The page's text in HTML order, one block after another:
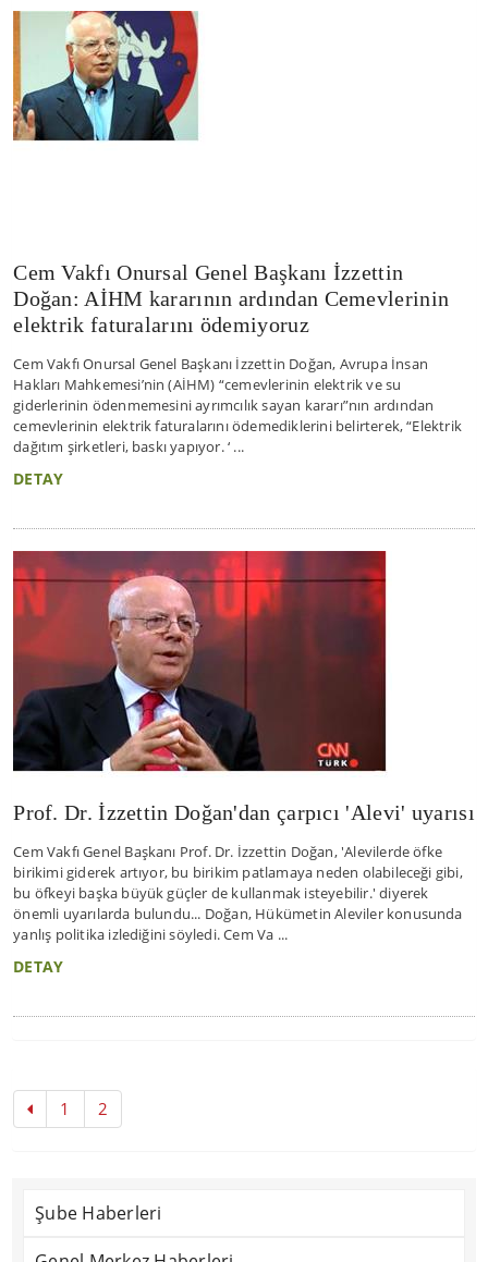
Cem Vakfı Onursal Genel Başkanı İzzettin
Doğan: AİHM kararının ardından Cemevlerinin
elektrik faturalarını ödemiyoruz
Cem Vakfı Onursal Genel Başkanı İzzettin Doğan, Avrupa İnsan
Hakları Mahkemesi’nin (AİHM) “cemevlerinin elektrik ve su
giderlerinin ödenmemesini ayrımcılık sayan kararı”nın ardından
cemevlerinin elektrik faturalarını ödemediklerini belirterek, “Elektrik
dağıtım şirketleri, baskı yapıyor. ‘ ...
DETAY
Prof. Dr. İzzettin Doğan'dan çarpıcı 'Alevi' uyarısı
Cem Vakfı Genel Başkanı Prof. Dr. İzzettin Doğan, 'Alevilerde öfke
birikimi giderek artıyor, bu birikim patlamaya neden olabileceği gibi,
bu öfkeyi başka büyük güçler de kullanmak isteyebilir.' diyerek
önemli uyarılarda bulundu... Doğan, Hükümetin Aleviler konusunda
yanlış politika izlediğini söyledi. Cem Va ...
DETAY
1 2
Şube Haberleri